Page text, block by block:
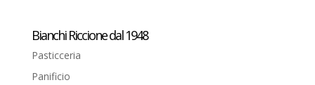
Bianchi Riccione dal 1948
Pasticceria
Panificio